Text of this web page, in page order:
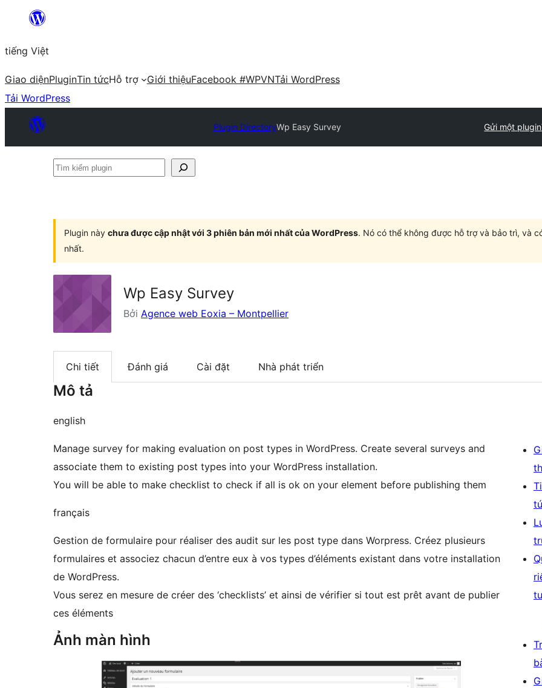
Chuyển
phần
nội
dung
tiếng Việt
Giao diệnPluginTin tứcHỗ trợ Giới thiệuFacebook #WPVNTải WordPress
Tải WordPress
Plugin DirectoryWp Easy Survey Gửi một plugin
Tìm
Plugin này chưa được cập nhật với 3 phiên bản mới nhất của WordPress. Nó có thể không được hỗ trợ và bảo trì, và
nhất.
Wp Easy Survey
Bởi Agence web Eoxia – Montpellier
Chi tiết Đánh giá Cài đặt Nhà phát triển
Mô tả
english
Manage survey for making evaluation on post types in WordPress. Create several surveys and
associate them to existing post types into your WordPress installation.
You will be able to make checklist to check if all is ok on your element before publishing them
français
Gestion de formulaire pour réaliser des audit sur les post type dans Worpress. Créez plusieurs
formulaires et associez chacun d’entre eux à vos types d’éléments existant dans votre installation
de WordPress.
Vous serez en mesure de créer des ‘checklists’ et ainsi de vérifier si tout est prêt avant de publier
ces éléments
Ảnh màn hình